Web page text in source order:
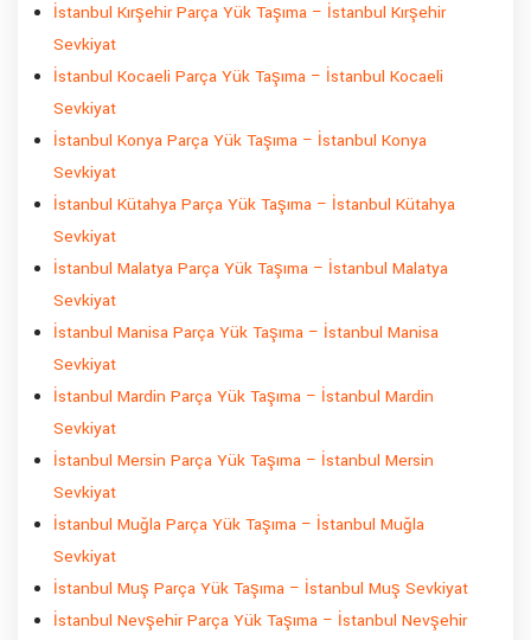
İstanbul Kırşehir Parça Yük Taşıma – İstanbul Kırşehir
Sevkiyat
İstanbul Kocaeli Parça Yük Taşıma – İstanbul Kocaeli
Sevkiyat
İstanbul Konya Parça Yük Taşıma – İstanbul Konya
Sevkiyat
İstanbul Kütahya Parça Yük Taşıma – İstanbul Kütahya
Sevkiyat
İstanbul Malatya Parça Yük Taşıma – İstanbul Malatya
Sevkiyat
İstanbul Manisa Parça Yük Taşıma – İstanbul Manisa
Sevkiyat
İstanbul Mardin Parça Yük Taşıma – İstanbul Mardin
Sevkiyat
İstanbul Mersin Parça Yük Taşıma – İstanbul Mersin
Sevkiyat
İstanbul Muğla Parça Yük Taşıma – İstanbul Muğla
Sevkiyat
İstanbul Muş Parça Yük Taşıma – İstanbul Muş Sevkiyat
İstanbul Nevşehir Parça Yük Taşıma – İstanbul Nevşehir